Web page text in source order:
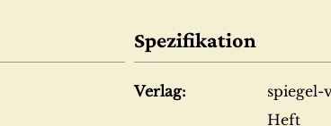
Spezifikation
Verlag:
spiegel-
Heft